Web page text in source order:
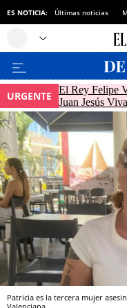
ES NOTICIA: Últimas noticias
URGENTE
El Rey Felipe
Juan Jesús
Patricia es la tercera mujer